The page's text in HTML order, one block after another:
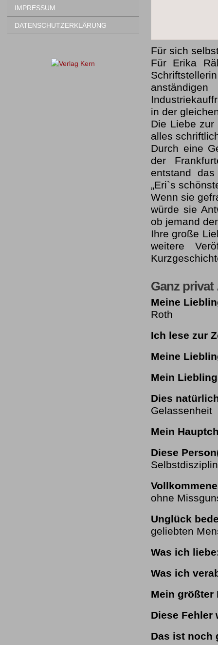
IMPRESSUM
DATENSCHUTZERKLÄRUNG
Für sich
Für Erika
in der
Die Liebe
alles
Durch eine
der
entstand
„Eri`s
Wenn sie
würde sie
ob jemand
Ihre große
weitere
Ganz privat
Meine
Roth
Ich lese zur
Meine
Mein
Dies
Gelassenheit
Mein
Diese
Selbstdisziplin
ohne
Unglück
geliebten
Was ich
Was ich
Mein größter
Diese Fehler
Das ist noch